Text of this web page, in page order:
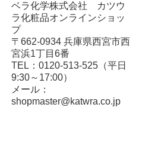
ベラ化学株式会社 カツウ
ラ化粧品オンラインショッ
プ
〒662-0934 兵庫県西宮市西
宮浜1丁目6番
TEL：0120-513-525（平日
9:30～17:00）
メール：
shopmaster@katwra.co.jp